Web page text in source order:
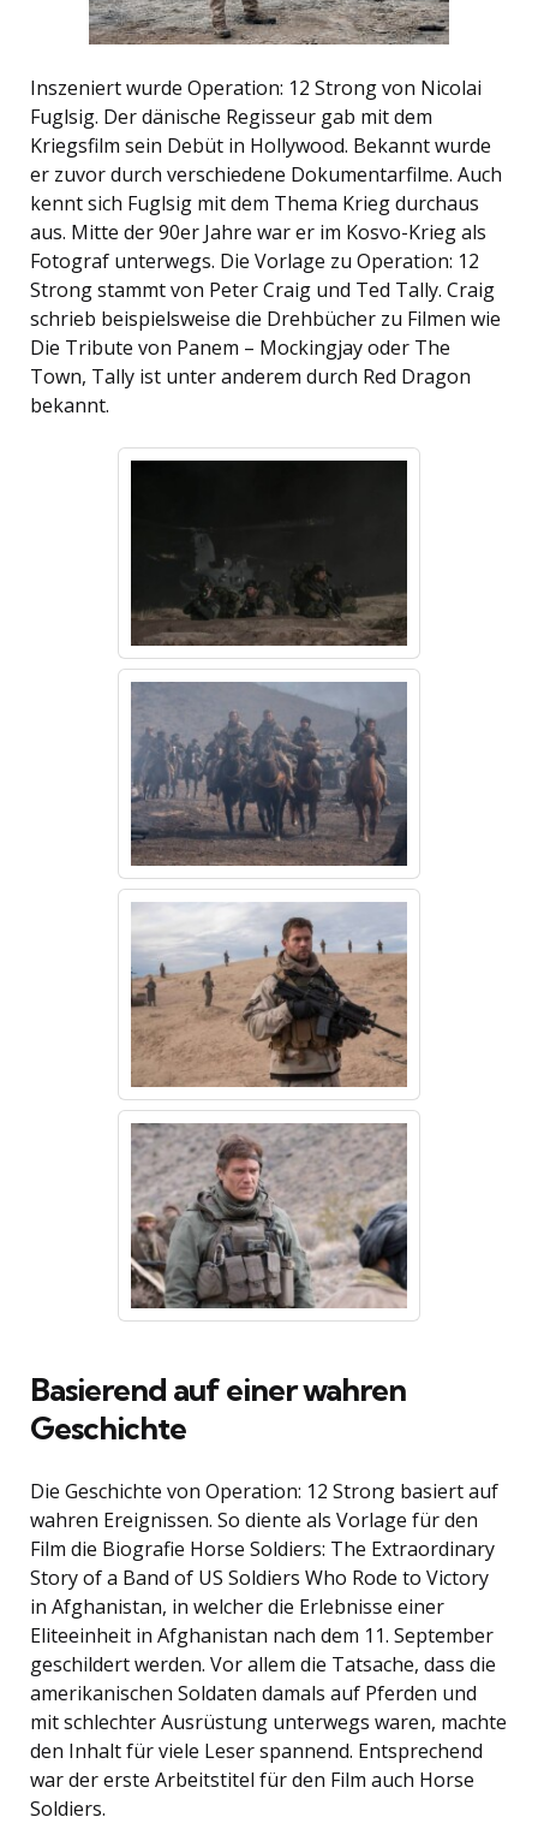
Inszeniert wurde Operation: 12 Strong von Nicolai
Fuglsig. Der dänische Regisseur gab mit dem
Kriegsfilm sein Debüt in Hollywood. Bekannt wurde
er zuvor durch verschiedene Dokumentarfilme. Auch
kennt sich Fuglsig mit dem Thema Krieg durchaus
aus. Mitte der 90er Jahre war er im Kosvo-Krieg als
Fotograf unterwegs. Die Vorlage zu Operation: 12
Strong stammt von Peter Craig und Ted Tally. Craig
schrieb beispielsweise die Drehbücher zu Filmen wie
Die Tribute von Panem – Mockingjay oder The
Town, Tally ist unter anderem durch Red Dragon
bekannt.
Basierend auf einer wahren
Geschichte
Die Geschichte von Operation: 12 Strong basiert auf
wahren Ereignissen. So diente als Vorlage für den
Film die Biografie Horse Soldiers: The Extraordinary
Story of a Band of US Soldiers Who Rode to Victory
in Afghanistan, in welcher die Erlebnisse einer
Eliteeinheit in Afghanistan nach dem 11. September
geschildert werden. Vor allem die Tatsache, dass die
amerikanischen Soldaten damals auf Pferden und
mit schlechter Ausrüstung unterwegs waren, machte
den Inhalt für viele Leser spannend. Entsprechend
war der erste Arbeitstitel für den Film auch Horse
Soldiers.